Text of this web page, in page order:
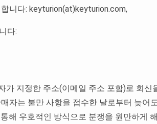
니다: keyturion(at)keyturion.com,
다:
지정한 주소(이메일 주소 포함)로 회
자는 불만 사항을 접수한 날로부터 늦어
해 우호적인 방식으로 분쟁을 원만하게